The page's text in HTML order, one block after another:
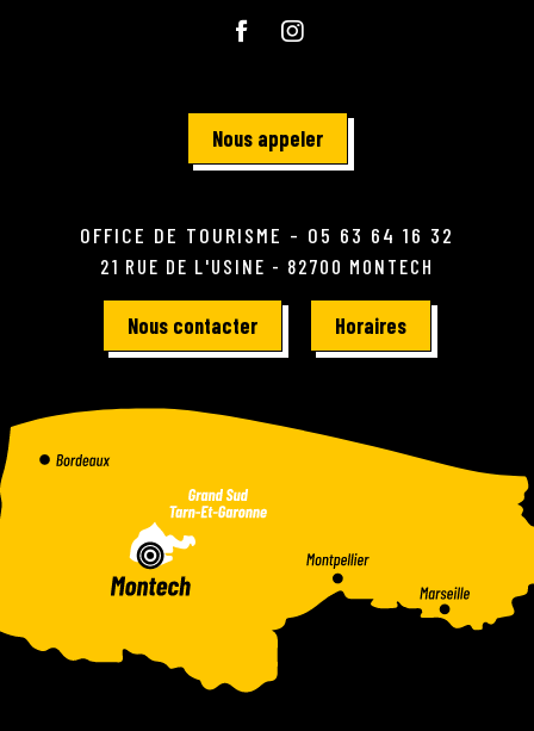
Nous appeler
OFFICE DE TOURISME - 05 63 64 16 32
21 RUE DE L'USINE - 82700 MONTECH
Nous contacter Horaires